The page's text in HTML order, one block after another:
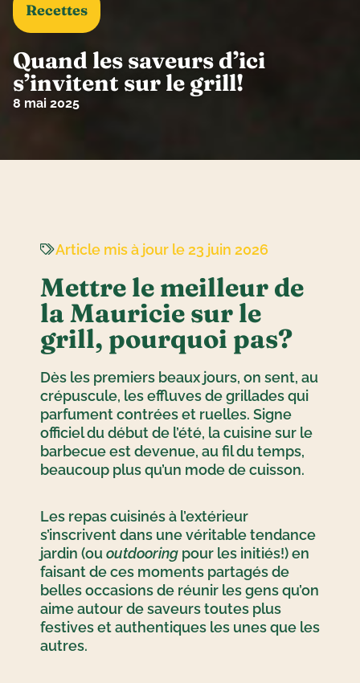
Recettes
Quand les saveurs d’ici
s’invitent sur le grill!
8 mai 2025
Article mis à jour le 23 juin 2026
Mettre le meilleur de
la Mauricie sur le
grill, pourquoi pas?
Dès les premiers beaux jours, on sent, au
crépuscule, les effluves de grillades qui
parfument contrées et ruelles. Signe
officiel du début de l’été, la cuisine sur le
barbecue est devenue, au fil du temps,
beaucoup plus qu’un mode de cuisson.
Les repas cuisinés à l’extérieur
s’inscrivent dans une véritable tendance
jardin (ou outdooring pour les initiés!) en
faisant de ces moments partagés de
belles occasions de réunir les gens qu’on
aime autour de saveurs toutes plus
festives et authentiques les unes que les
autres.